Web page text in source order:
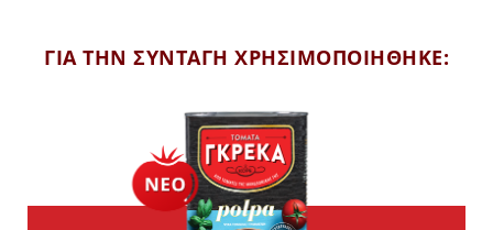
ΓΙΑ ΤΗΝ ΣΥΝΤΑΓΗ ΧΡΗΣΙΜΟΠΟΙΗΘΗΚΕ: